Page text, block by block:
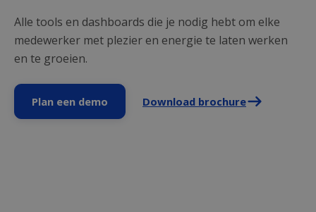
Alle tools en dashboards die je nodig hebt om elke
medewerker met plezier en energie te laten werken
en te groeien.
Plan een demo Download brochure